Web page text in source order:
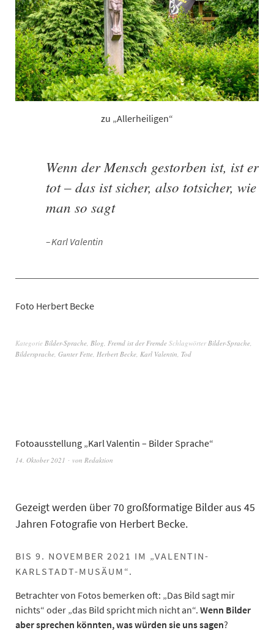
zu „Allerheiligen“
Wenn der Mensch gestorben ist, ist er
tot – das ist sicher, also totsicher, wie
man so sagt
Karl Valentin
Foto Herbert Becke
Kategorie Bilder-Sprache Blog Fremd ist der Fremde Schlagwörter Bilder-Sprache
Bildersprache Gunter Fette Herbert Becke Karl Valentin Tod
Fotoausstellung „Karl Valentin – Bilder Sprache“
14. Oktober 2021 von Redaktion
Gezeigt werden über 70 großformatige Bilder aus 45
Jahren Fotografie von Herbert Becke.
BIS 9. NOVEMBER 2021 IM „VALENTIN-
KARLSTADT-MUSÄUM“.
Betrachter von Fotos bemerken oft: „Das Bild sagt mir
nichts“ oder „das Bild spricht mich nicht an“. Wenn Bilder
aber sprechen könnten, was würden sie uns sagen?